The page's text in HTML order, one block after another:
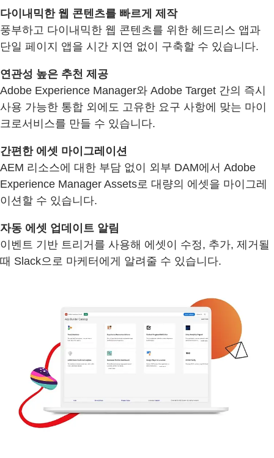
다이내믹한 웹 콘텐츠를 빠르게 제작
풍부하고 다이내믹한 웹 콘텐츠를 위한 헤드리스 앱과
단일 페이지 앱을 시간 지연 없이 구축할 수 있습니다.
연관성 높은 추천 제공
Adobe Experience Manager와 Adobe Target 간의 즉시
사용 가능한 통합 외에도 고유한 요구 사항에 맞는 마이
크로서비스를 만들 수 있습니다.
간편한 에셋 마이그레이션
AEM 리소스에 대한 부담 없이 외부 DAM에서 Adobe
Experience Manager Assets로 대량의 에셋을 마이그레
이션할 수 있습니다.
자동 에셋 업데이트 알림
이벤트 기반 트리거를 사용해 에셋이 수정, 추가, 제거될
때 Slack으로 마케터에게 알려줄 수 있습니다.